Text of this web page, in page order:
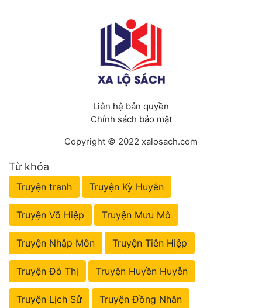
Sát Phạt Quyết Đoán
Vô Sỉ
Điềm Đạm
Liên hệ bản quyền
Chính sách bảo mật
Copyright © 2022 xalosach.com
Từ khóa
Truyện tranh Truyện Kỳ Huyễn
Truyện Võ Hiệp Truyện Mưu Mô
Truyện Nhập Môn Truyện Tiên Hiệp
Truyện Đô Thị Truyện Huyền Huyễn
Truyện Lịch Sử Truyện Đồng Nhân